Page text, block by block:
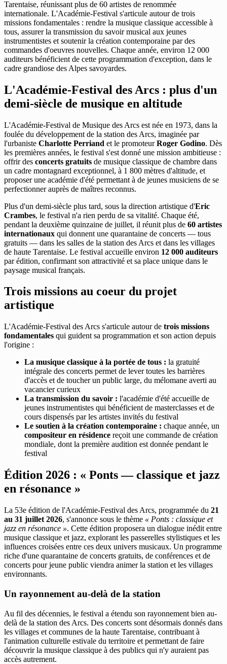
Tarentaise, réunissant plus de 60 artistes de renommée
internationale. L'Académie-Festival s'articule autour de trois
missions fondamentales : rendre la musique classique accessible à
tous, assurer la transmission du savoir musical aux jeunes
instrumentistes et soutenir la création contemporaine par des
commandes d'oeuvres nouvelles. Chaque année, environ 12 000
auditeurs bénéficient de cette programmation d'exception, dans le
cadre grandiose des Alpes savoyardes.
L'Académie-Festival des Arcs : plus d'un
demi-siècle de musique en altitude
L'Académie-Festival de Musique des Arcs est née en 1973, dans la
foulée du développement de la station des Arcs, imaginée par
l'urbaniste Charlotte Perriand et le promoteurRoger Godino. Dès
les premières années, le festival s'est donné une mission ambitieuse :
offrir des concerts gratuits de musique classique de chambre dans
un cadre montagnard exceptionnel, à 1 800 mètres d'altitude, et
proposer une académie d'été permettant à de jeunes musiciens de se
perfectionner auprès de maîtres reconnus.
Plus d'un demi-siècle plus tard, sous la direction artistique d'Eric
Crambes, le festival n'a rien perdu de sa vitalité. Chaque été,
pendant la deuxième quinzaine de juillet, il réunit plus de 60 artistes
internationaux qui donnent une quarantaine de concerts — tous
gratuits — dans les salles de la station des Arcs et dans les villages
de haute Tarentaise. Le festival accueille environ 12 000 auditeurs
par édition, confirmant son attractivité et sa place unique dans le
paysage musical français.
Trois missions au coeur du projet
artistique
L'Académie-Festival des Arcs s'articule autour de trois missions
fondamentales qui guident sa programmation et son action depuis
l'origine :
La musique classique à la portée de tous : la gratuité
intégrale des concerts permet de lever toutes les barrières
d'accès et de toucher un public large, du mélomane averti au
vacancier curieux
La transmission du savoir : l'académie d'été accueille de
jeunes instrumentistes qui bénéficient de masterclasses et de
cours dispensés par les artistes invités du festival
Le soutien à la création contemporaine : chaque année, un
compositeur en résidence reçoit une commande de création
mondiale, dont la première audition est donnée pendant le
festival
Édition 2026 : « Ponts — classique et jazz
en résonance »
La 53e édition de l'Académie-Festival des Arcs, programmée du 21
au 31 juillet 2026, s'annonce sous le thème « Ponts : classique et
jazz en résonance ». Cette édition proposera un dialogue inédit entre
musique classique et jazz, explorant les passerelles stylistiques et les
influences croisées entre ces deux univers musicaux. Un programme
riche d'une quarantaine de concerts gratuits, de conférences et de
concerts pour jeune public viendra animer la station et les villages
environnants.
Un rayonnement au-delà de la station
Au fil des décennies, le festival a étendu son rayonnement bien au-
delà de la station des Arcs. Des concerts sont désormais donnés dans
les villages et communes de la haute Tarentaise, contribuant à
l'animation culturelle estivale du territoire et permettant de faire
découvrir la musique classique à des publics qui n'y auraient pas
accès autrement.